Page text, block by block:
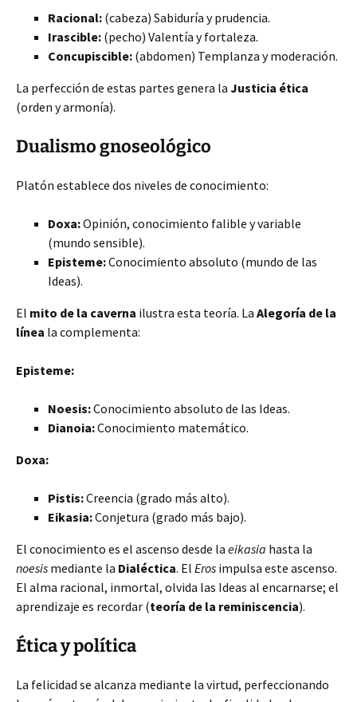
Racional: (cabeza) Sabiduría y prudencia.
Irascible: (pecho) Valentía y fortaleza.
Concupiscible: (abdomen) Templanza y moderación.
La perfección de estas partes genera la Justicia ética
(orden y armonía).
Dualismo gnoseológico
Platón establece dos niveles de conocimiento:
Doxa:Opinión, conocimiento falible y variable
(mundo sensible).
Episteme:Conocimiento absoluto (mundo de las
Ideas).
El mito de la caverna ilustra esta teoría. La Alegoría de la
línea la complementa:
Episteme:
Noesis:Conocimiento absoluto de las Ideas.
Dianoia:Conocimiento matemático.
Doxa:
Pistis:Creencia (grado más alto).
Eikasia:Conjetura (grado más bajo).
El conocimiento es el ascenso desde la eikasia hasta la
noesis mediante la Dialéctica. El Eros impulsa este ascenso.
El alma racional, inmortal, olvida las Ideas al encarnarse; el
aprendizaje es recordar (teoría de la reminiscencia).
Ética y política
La felicidad se alcanza mediante la virtud, perfeccionando